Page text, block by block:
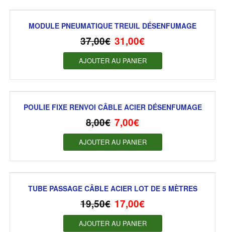
MODULE PNEUMATIQUE TREUIL DÉSENFUMAGE
37,00€ 31,00€
AJOUTER AU PANIER
POULIE FIXE RENVOI CÂBLE ACIER DÉSENFUMAGE
8,00€ 7,00€
AJOUTER AU PANIER
TUBE PASSAGE CÂBLE ACIER LOT DE 5 MÈTRES
19,50€ 17,00€
AJOUTER AU PANIER